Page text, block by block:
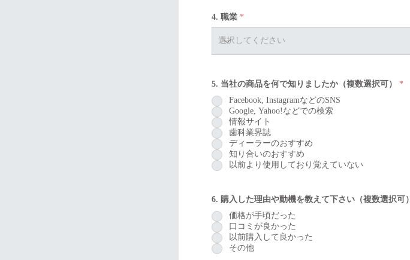
4. 職業
5. 当社の商品を何で知りましたか（複数選択可） *必
Facebook, InstagramなどのSNS
Google, Yahoo!などでの検索
情報サイト
歯科業界誌
ディーラーのおすすめ
知り合いのおすすめ
以前より使用しており覚えていない
6. 購入した理由や動機を教えて下さい（複数選択可）
価格が手頃だった
口コミが良かった
以前購入して良かった
その他